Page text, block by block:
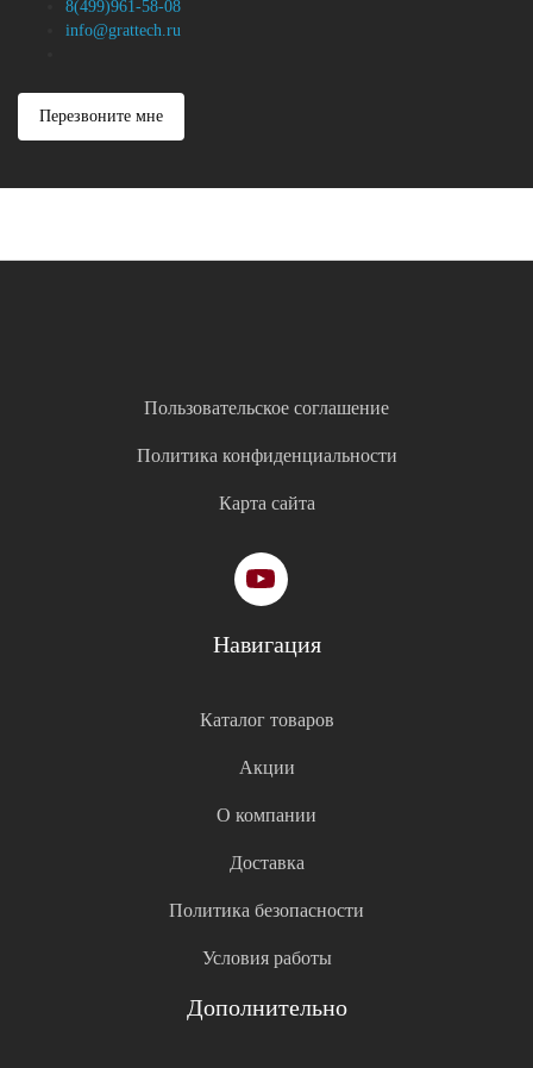
8(499)961-58-08
info@grattech.ru
Перезвоните мне
Пользовательское соглашение
Политика конфиденциальности
Карта сайта
Навигация
Каталог товаров
Акции
О компании
Доставка
Политика безопасности
Условия работы
Дополнительно